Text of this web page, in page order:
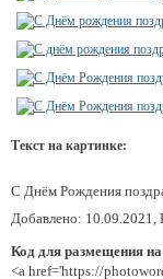
Текст на картинке:
С Днём Рождения
Добавлено: 10.09.2021,
Код для размещения
<a href='https://